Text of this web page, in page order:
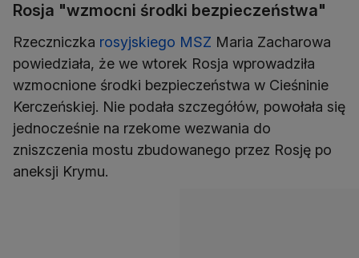
Rosja "wzmocni środki bezpieczeństwa"
Rzeczniczka rosyjskiego MSZ Maria Zacharowa
powiedziała, że we wtorek Rosja wprowadziła
wzmocnione środki bezpieczeństwa w Cieśninie
Kerczeńskiej. Nie podała szczegółów, powołała się
jednocześnie na rzekome wezwania do
zniszczenia mostu zbudowanego przez Rosję po
aneksji Krymu.